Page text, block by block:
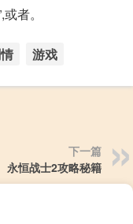
者。
游戏
下一篇
永恒战士2攻略秘籍